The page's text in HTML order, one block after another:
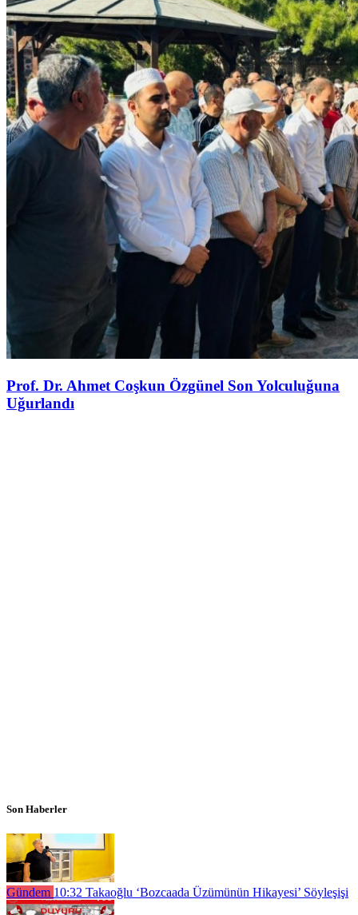
Prof. Dr. Ahmet Coşkun Özgünel Son Yolculuğuna
Uğurlandı
Son Haberler
Gündem 10:32 Takaoğlu ‘Bozcaada Üzümünün Hikayesi’ Söyleşişi